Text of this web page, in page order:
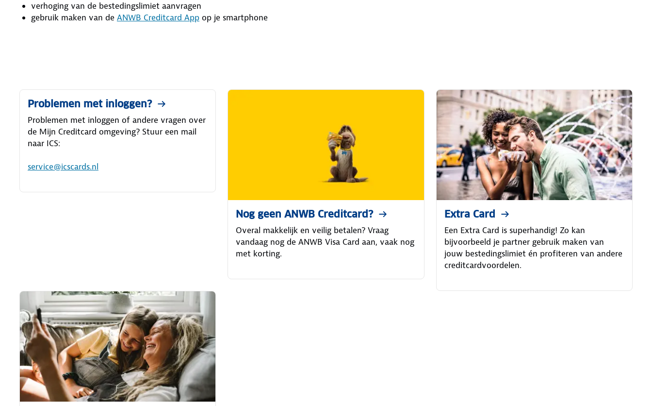
verhoging van de bestedingslimiet aanvragen
gebruik maken van de ANWB Creditcard App op je smartphone
Problemen met inloggen?
Problemen met inloggen of andere vragen over
de Mijn Creditcard omgeving? Stuur een mail
naar ICS:
service@icscards.nl
Nog geen ANWB Creditcard?
Overal makkelijk en veilig betalen? Vraag
vandaag nog de ANWB Visa Card aan, vaak nog
met korting.
Extra Card
Een Extra Card is superhandig! Zo kan
bijvoorbeeld je partner gebruik maken van
jouw bestedingslimiet én profiteren van andere
creditcardvoordelen.